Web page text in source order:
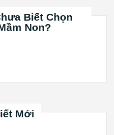
Biết Chọn
Non?
Mới